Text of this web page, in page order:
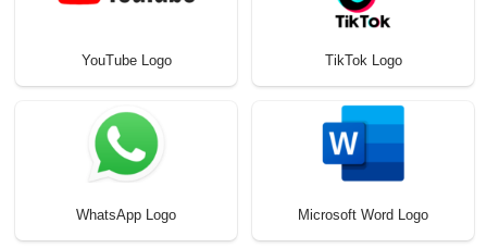
YouTube Logo TikTok Logo
WhatsApp Logo Microsoft Word Logo